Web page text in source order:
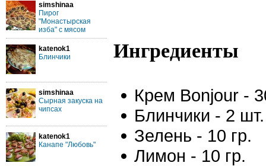
simshinaa
Пирог
"Монастырская
изба" с мясом
katenok1
Блинчики
simshinaa
Сырная закуска на
чипсах
katenok1
Канапе "Любовь"
Ингредиенты
Крем Bonjour -
Блинчики - 2 шт.
Зелень - 10 гр.
Лимон - 10 гр.